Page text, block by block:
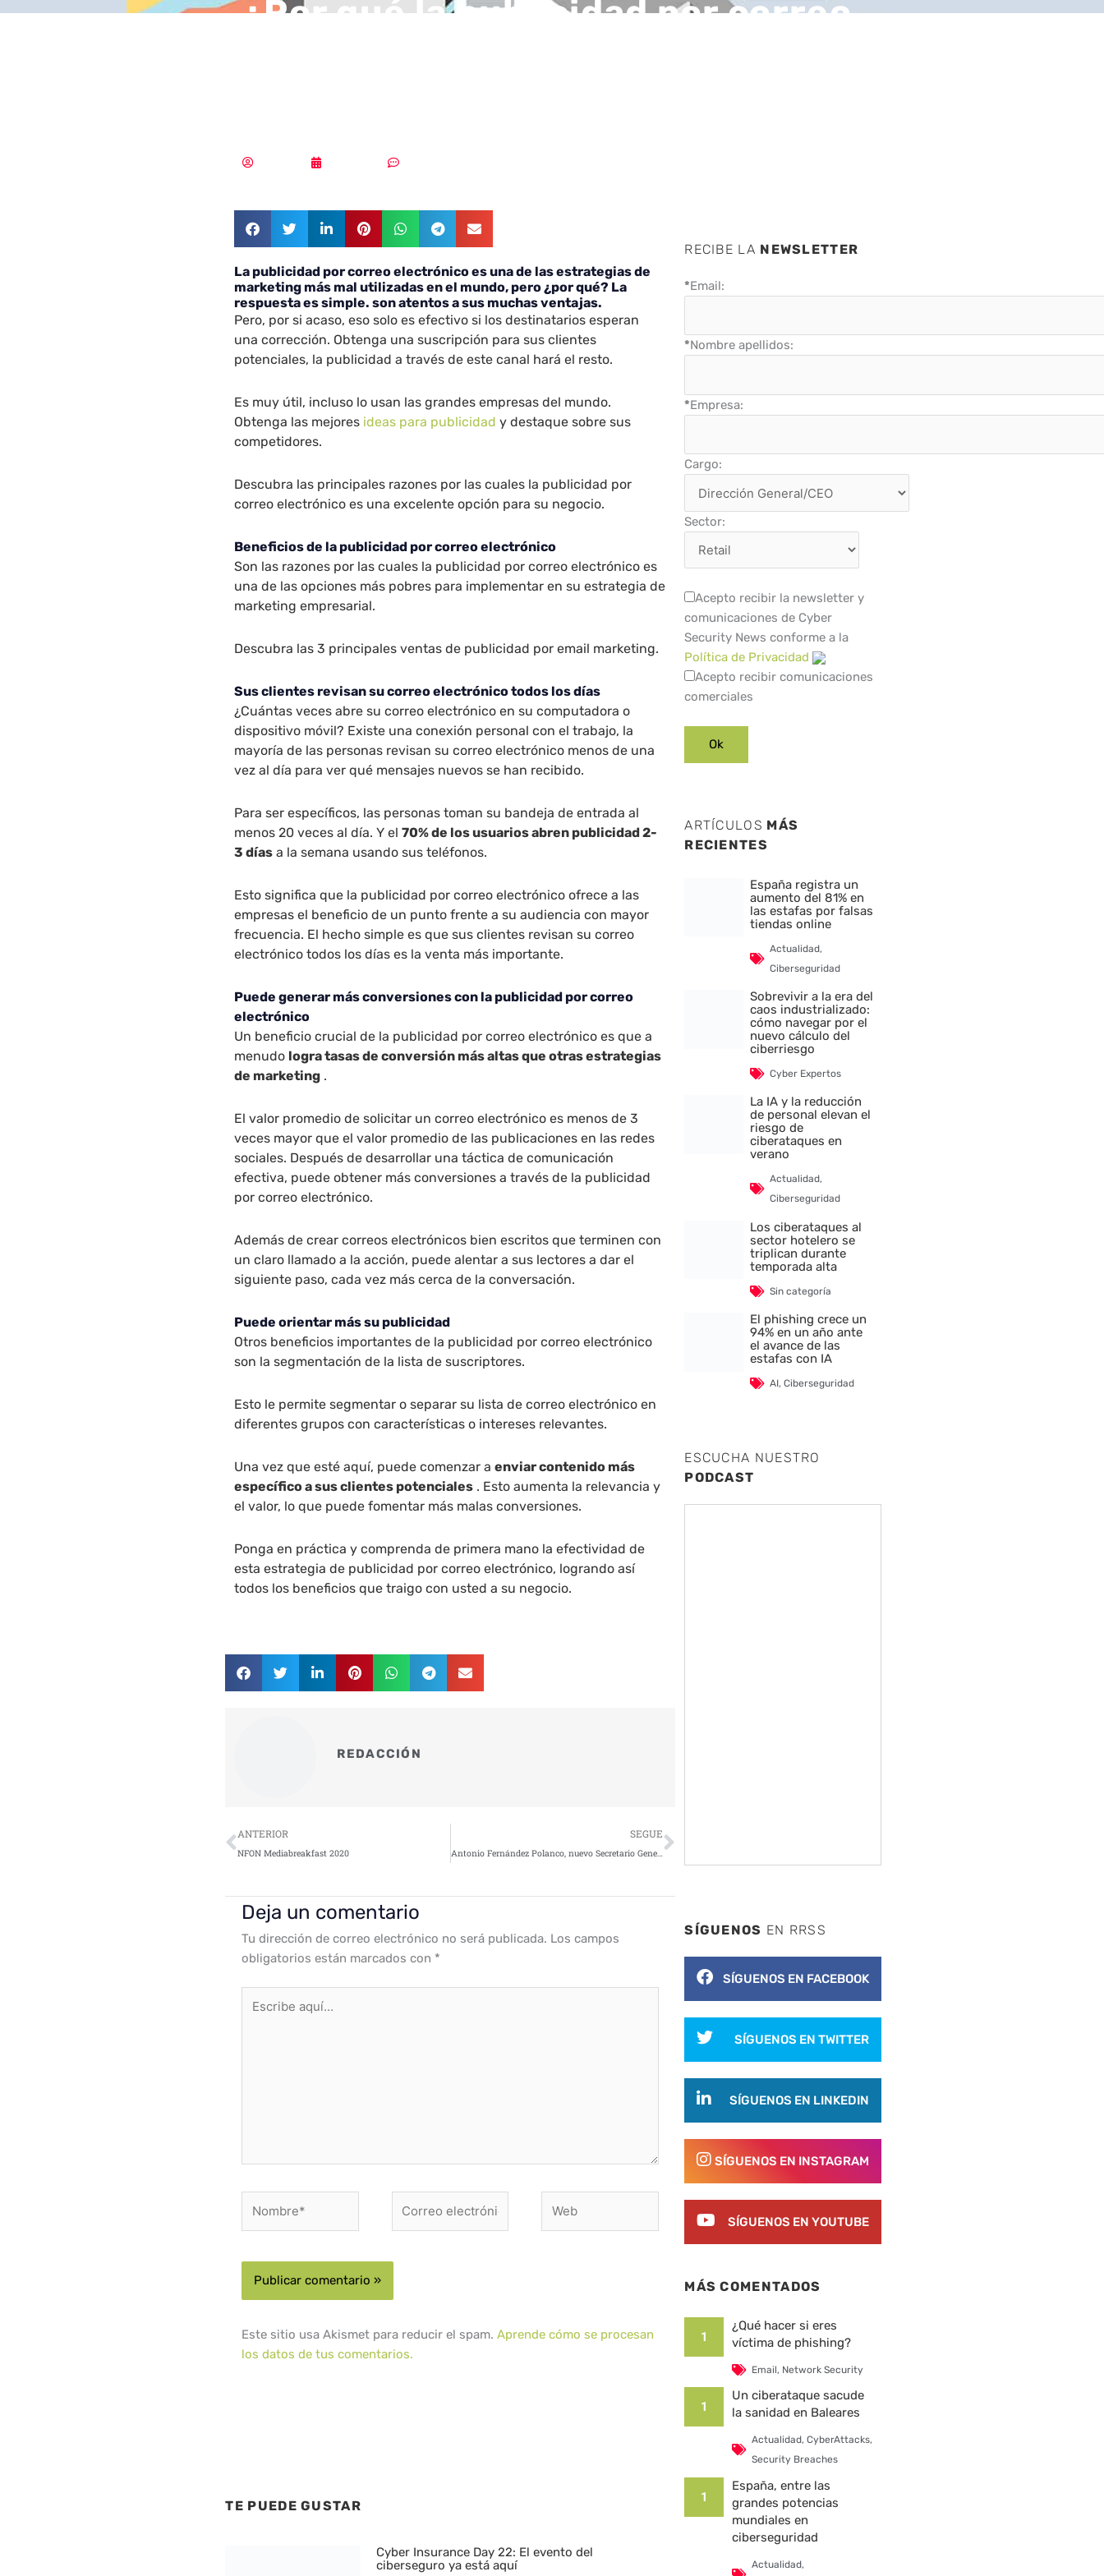
¿Por qué la publicidad por correo
La publicidad por correo electrónico es una de las estrategias de
marketing más mal utilizadas en el mundo, pero ¿por qué? La
respuesta es simple. son atentos a sus muchas ventajas.
Pero, por si acaso, eso solo es efectivo si los destinatarios esperan
una corrección. Obtenga una suscripción para sus clientes
potenciales, la publicidad a través de este canal hará el resto.
Es muy útil, incluso lo usan las grandes empresas del mundo.
Obtenga las mejores ideas para publicidad y destaque sobre sus
competidores.
Descubra las principales razones por las cuales la publicidad por
correo electrónico es una excelente opción para su negocio.
Beneficios de la publicidad por correo electrónico
Son las razones por las cuales la publicidad por correo electrónico es
una de las opciones más pobres para implementar en su estrategia de
marketing empresarial.
Descubra las 3 principales ventas de publicidad por email marketing.
Sus clientes revisan su correo electrónico todos los días
¿Cuántas veces abre su correo electrónico en su computadora o
dispositivo móvil? Existe una conexión personal con el trabajo, la
mayoría de las personas revisan su correo electrónico menos de una
vez al día para ver qué mensajes nuevos se han recibido.
Para ser específicos, las personas toman su bandeja de entrada al
menos 20 veces al día. Y el70% de los usuarios abren publicidad 2-
3 días a la semana usando sus teléfonos.
Esto significa que la publicidad por correo electrónico ofrece a las
empresas el beneficio de un punto frente a su audiencia con mayor
frecuencia. El hecho simple es que sus clientes revisan su correo
electrónico todos los días es la venta más importante.
Puede generar más conversiones con la publicidad por correo
electrónico
Un beneficio crucial de la publicidad por correo electrónico es que a
menudo logra tasas de conversión más altas que otras estrategias
de marketing .
El valor promedio de solicitar un correo electrónico es menos de 3
veces mayor que el valor promedio de las publicaciones en las redes
sociales. Después de desarrollar una táctica de comunicación
efectiva, puede obtener más conversiones a través de la publicidad
por correo electrónico.
Además de crear correos electrónicos bien escritos que terminen con
un claro llamado a la acción, puede alentar a sus lectores a dar el
siguiente paso, cada vez más cerca de la conversación.
Puede orientar más su publicidad
Otros beneficios importantes de la publicidad por correo electrónico
son la segmentación de la lista de suscriptores.
Esto le permite segmentar o separar su lista de correo electrónico en
diferentes grupos con características o intereses relevantes.
Una vez que esté aquí, puede comenzar aenviar contenido más
específico a sus clientes potenciales . Esto aumenta la relevancia y
el valor, lo que puede fomentar más malas conversiones.
Ponga en práctica y comprenda de primera mano la efectividad de
esta estrategia de publicidad por correo electrónico, logrando así
todos los beneficios que traigo con usted a su negocio.
REDACCIÓN
Ant
ANTERIOR
NFON Mediabreakfast 2020
SEGUE
Antonio Fernández Polanco, nuevo Secretario General de INCIBE
Siguiente
Deja un comentario
Tu dirección de correo electrónico no será publicada. Los campos
obligatorios están marcados con *
aquí...
electrónico*
Este sitio usa Akismet para reducir el spam.Aprende cómo se procesan
los datos de tus comentarios.
TE PUEDE GUSTAR
Cyber Insurance Day 22: El evento del
ciberseguro ya está aquí
RECIBE LA NEWSLETTER
*Email:
*Nombre apellidos:
*Empresa:
Cargo:
Sector:
Acepto recibir la newsletter y
comunicaciones de Cyber
Security News conforme a la
Política de Privacidad
Acepto recibir comunicaciones
comerciales
ARTÍCULOS MÁS
RECIENTES
España registra un
aumento del 81% en
las estafas por falsas
tiendas online
Actualidad,
Ciberseguridad
Sobrevivir a la era del
caos industrializado:
cómo navegar por el
nuevo cálculo del
ciberriesgo
Cyber Expertos
La IA y la reducción
de personal elevan el
riesgo de
ciberataques en
verano
Actualidad,
Ciberseguridad
Los ciberataques al
sector hotelero se
triplican durante
temporada alta
Sin categoría
El phishing crece un
94% en un año ante
el avance de las
estafas con IA
AI,Ciberseguridad
ESCUCHA NUESTRO
PODCAST
SÍGUENOS EN RRSS
SÍGUENOS EN FACEBOOK
SÍGUENOS EN TWITTER
SÍGUENOS EN LINKEDIN
SÍGUENOS EN INSTAGRAM
SÍGUENOS EN YOUTUBE
MÁS COMENTADOS
1
¿Qué hacer si eres
víctima de phishing?
Email, Network Security
1
Un ciberataque sacude
la sanidad en Baleares
Actualidad, CyberAttacks,
Security Breaches
1
España, entre las
grandes potencias
mundiales en
ciberseguridad
Actualidad,